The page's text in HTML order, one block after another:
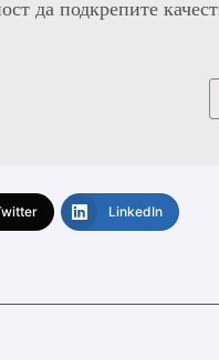
да подкрепите
LinkedIn